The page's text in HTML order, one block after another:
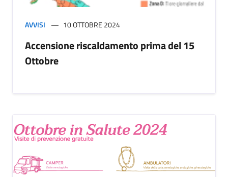
AVVISI 10 OTTOBRE 2024
Accensione riscaldamento prima del 15
Ottobre